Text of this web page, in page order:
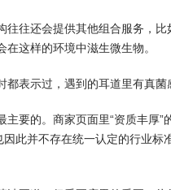
往往还会提供其他组合服务，
这样的环境中滋生微生物。
都表示过，遇到的耳道里有真菌
主要的。商家页面里“资质丰厚
因此并不存在统一认定的行业